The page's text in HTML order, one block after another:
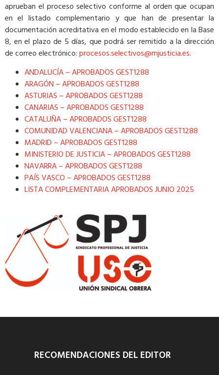
aprueban el proceso selectivo conforme al orden que ocupan
en el listado complementario y que han de presentar la
documentación acreditativa en el modo establecido en la Base
8, en el plazo de 5 días, que podrá ser remitido a la dirección
de correo electrónico:procesos.selectivos@mjusticia.es.
ANDALUCÍA – APROBADOS GEST1288
ARAGÓN – APROBADOS GEST1288
ASTURIAS – APROBADOS GEST1288
CANARIAS – APROBADOS GEST1288
CATALUÑA – APROBADOS GEST1288
COMUNIDAD VALENCIANA – APROBADOS GEST1288
MADRID – APROBADOS GEST1288
MINISTERIO DE JUSTICIA – APROBADOS GEST1288
NAVARRA – APROBADOS GEST1288
PAÍS VASCO – APROBADOS GEST1288
LISTA COMPLEMENTARIA APROBADOS JUNIO 2025
RECOMENDACIONES DEL EDITOR